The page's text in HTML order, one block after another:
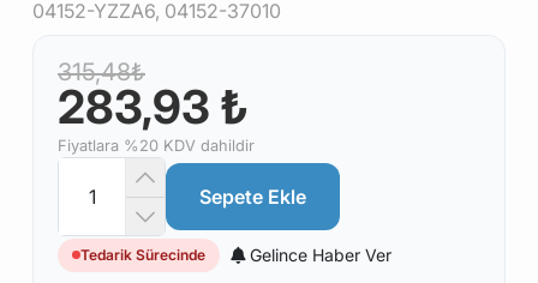
04152-YZZA6, 04152-37010
315,48₺
283,93 ₺
Fiyatlara %20 KDV dahildir
Sepete Ekle
Tedarik Sürecinde Gelince Haber Ver